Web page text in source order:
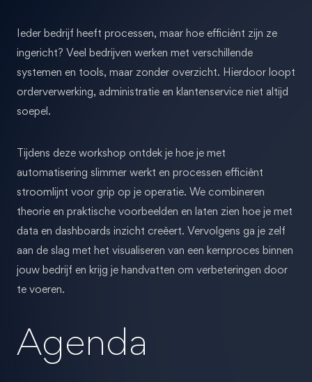
Ieder bedrijf heeft processen, maar hoe efficiënt zijn ze
ingericht? Veel bedrijven werken met verschillende
systemen en tools, maar zonder overzicht. Hierdoor loopt
orderverwerking, administratie en klantenservice niet altijd
soepel.
Tijdens deze workshop ontdek je hoe je met
automatisering slimmer werkt en processen efficiënt
stroomlijnt voor grip op je operatie. We combineren
theorie en praktische voorbeelden en laten zien hoe je met
data en dashboards inzicht creëert. Vervolgens ga je zelf
aan de slag met het visualiseren van een kernproces binnen
jouw bedrijf en krijg je handvatten om verbeteringen door
te voeren.
Agenda